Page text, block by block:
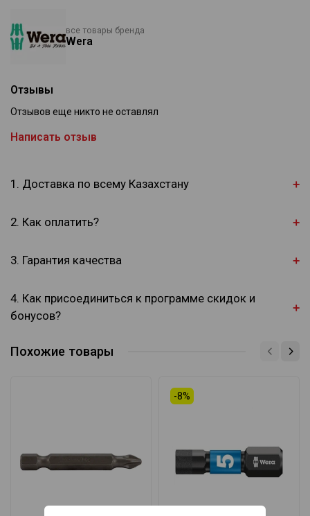
все товары бренда
Wera
Отзывы
Отзывов еще никто не оставлял
Написать отзыв
1. Доставка по всему Казахстану
2. Как оплатить?
3. Гарантия качества
4. Как присоединиться к программе скидок и
бонусов?
Похожие товары
-8%